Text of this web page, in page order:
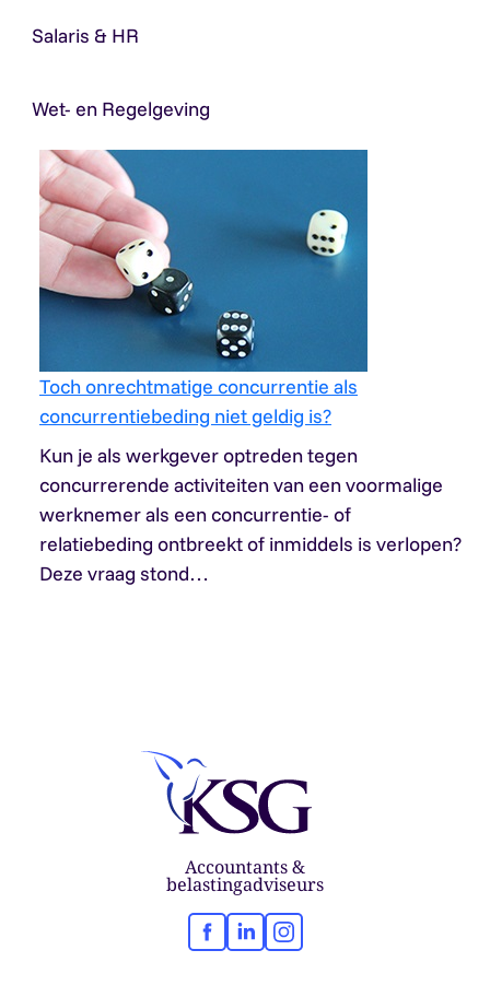
Salaris & HR
Wet- en Regelgeving
Toch onrechtmatige concurrentie als
concurrentiebeding niet geldig is?
Kun je als werkgever optreden tegen
concurrerende activiteiten van een voormalige
werknemer als een concurrentie- of
relatiebeding ontbreekt of inmiddels is verlopen?
Deze vraag stond…
Accountants &
belastingadviseurs
Facebook
LinkedInInstagram